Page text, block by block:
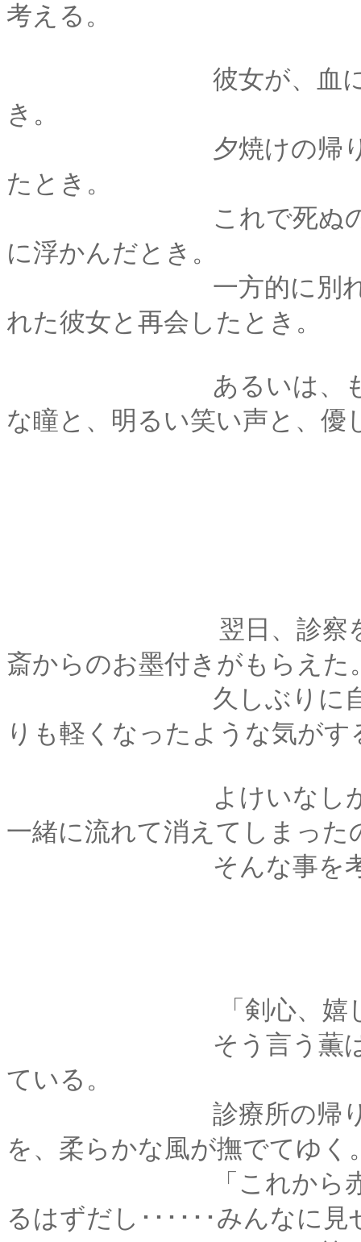
考える。
彼女が、血に塗れて
き。
夕焼けの帰り道で、
たとき。
これで死ぬのかと思
に浮かんだとき。
一方的に別れを告げ
れた彼女と再会したとき。
あるいは、
な瞳と、明るい笑い声と、優
翌日、診察を受ける
斎からのお墨付きがもらえた
久しぶりに自由にな
りも軽くなったような気がす
よけいなしがらみと
一緒に流れて消えてしまった
そんな事を考えて
「剣心、嬉し
そう言う薫はもっと
ている。
診療所の帰り、川沿
を、柔らかな風が撫でてゆく
「これから赤べこに
るはずだし･･････みんなに